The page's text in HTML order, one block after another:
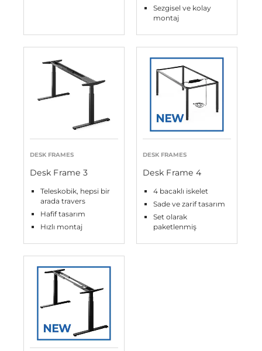
Sezgisel ve kolay
montaj
DESK FRAMES
Desk Frame 3
Teleskobik, hepsi bir
arada travers
Hafif tasarım
Hızlı montaj
DESK FRAMES
Desk Frame 4
4 bacaklı iskelet
Sade ve zarif tasarım
Set olarak
paketlenmiş